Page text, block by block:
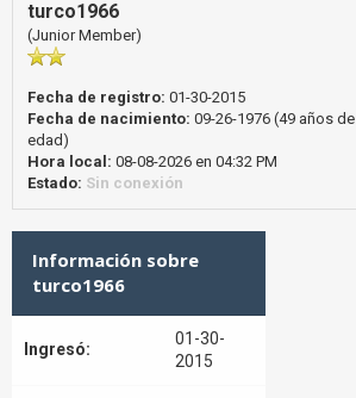
turco1966
(Junior Member)
Fecha de registro: 01-30-2015
Fecha de nacimiento: 09-26-1976 (49 años de
edad)
Hora local: 08-08-2026 en 04:32 PM
Estado: Sin conexión
Información sobre
turco1966
Ingresó:
01-30-
2015